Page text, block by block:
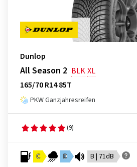
Dunlop
All Season 2 BLKXL
165/70 R14 85T
PKW Ganzjahresreifen
(9)
C D B | 71dB